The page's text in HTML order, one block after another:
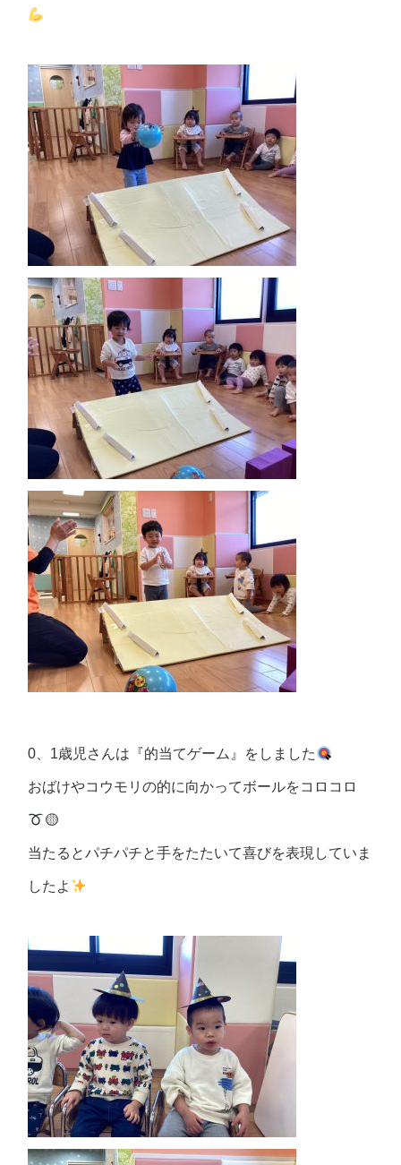
0、1歳児さんは『的当てゲーム』をしました
おばけやコウモリの的に向かってボールをコロコロ
🟡
当たるとパチパチと手をたたいて喜びを表現していま
したよ